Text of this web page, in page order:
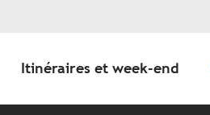
Itinéraires et week-end